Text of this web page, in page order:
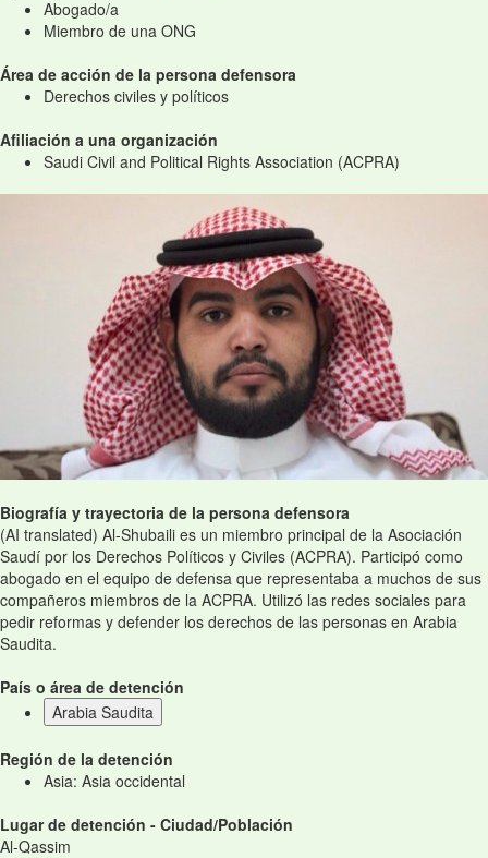
Abogado/a
Miembro de una ONG
Área de acción de la persona defensora
Derechos civiles y políticos
Afiliación a una organización
Saudi Civil and Political Rights Association (ACPRA)
Biografía y trayectoria de la persona defensora
(AI translated) Al-Shubaili es un miembro principal de la Asociación
Saudí por los Derechos Políticos y Civiles (ACPRA). Participó como
abogado en el equipo de defensa que representaba a muchos de sus
compañeros miembros de la ACPRA. Utilizó las redes sociales para
pedir reformas y defender los derechos de las personas en Arabia
Saudita.
País o área de detención
Arabia Saudita
Región de la detención
Asia: Asia occidental
Lugar de detención - Ciudad/Población
Al-Qassim